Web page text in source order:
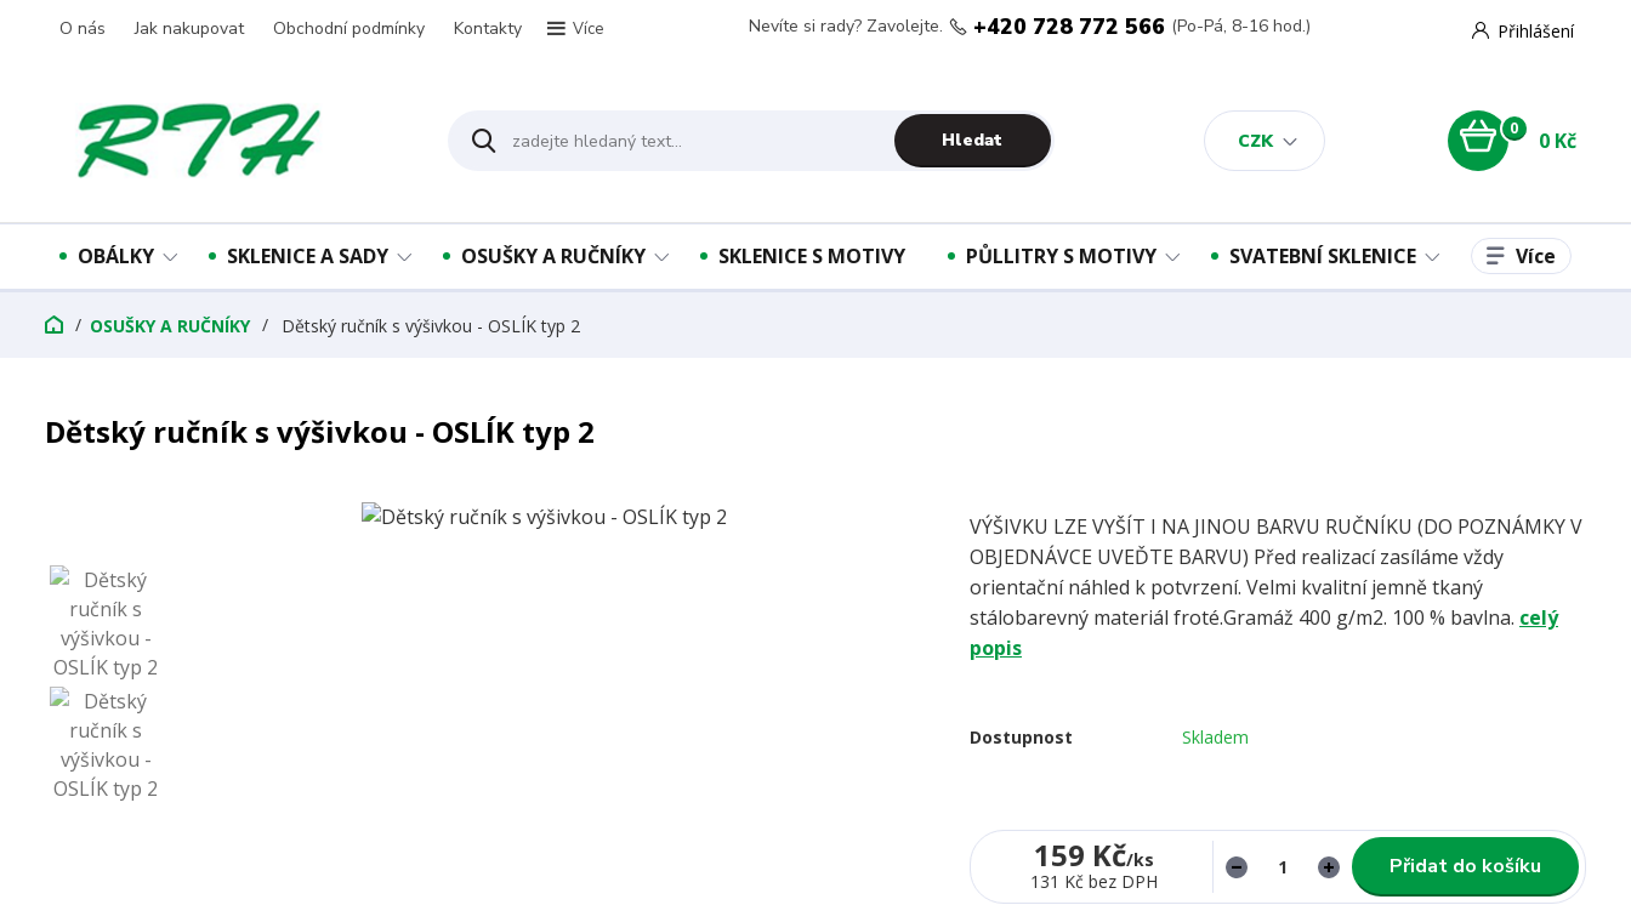
O nás Jak nakupovat Obchodní podmínky Kontakty Více
CZK
Přihlášení
Hledat
Nevíte si rady? Zavolejte. +420 728 772 566 (Po-Pá, 8-16 hod.)
0 0 Kč
OBÁLKY SKLENICE A SADY OSUŠKY A RUČNÍKY SKLENICE S MOTIVY PŮLLITRY S MOTIVY SVATEBNÍ SKLENICE Více
OSUŠKY A RUČNÍKY Dětský ručník s výšivkou - OSLÍK typ 2
Dětský ručník s výšivkou - OSLÍK typ 2
VÝŠIVKU LZE VYŠÍT I NA JINOU BARVU RUČNÍKU (DO POZNÁMKY V
OBJEDNÁVCE UVEĎTE BARVU) Před realizací zasíláme vždy
orientační náhled k potvrzení. Velmi kvalitní jemně tkaný
stálobarevný materiál froté.Gramáž 400 g/m2. 100 % bavlna. celý
popis
Dostupnost Skladem
159 Kč/ks
131 Kč bez DPH
Přidat do košíku